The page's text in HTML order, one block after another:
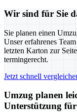
Wir sind für Sie
Sie planen einen
Unser erfahrenes
letzten Karton zur
termingerecht.
Jetzt schnell
Umzug planen
Unterstützung